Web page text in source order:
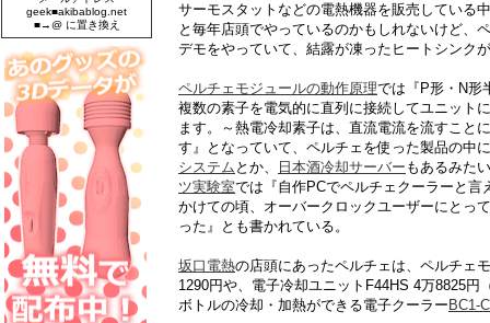
サーモスタットなどの電熱機器を販売している
と毎年店頭でやっているのかもしれないけど、
デモをやっていて、結露が凍ったヒートシンク
ペルチェモジュールの動作原理では『P形・N形
複数の素子を電気的に直列に接続してユニット
ます。～熱電冷却素子は、直流電流を流すこと
す』となっていて、ペルチェを使った製品の中
システム とか、 日本酒冷却サーバー もあるみた
ツ実験室では『自作PCでペルチェクーラーと
かけての頃、オーバークロックユーザーにとっ
った』とも書かれている。
坂口電熱の店頭にあったペルチェは、ペルチェ
1290円や、電子冷却ユニットF44HS 4万8825
ボトルの冷却・加熱ができる電子クーラー BC1-C